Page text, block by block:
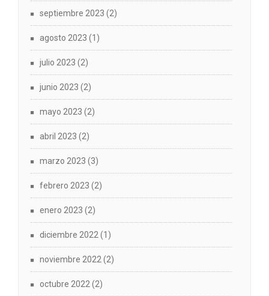
septiembre 2023 (2)
agosto 2023 (1)
julio 2023 (2)
junio 2023 (2)
mayo 2023 (2)
abril 2023 (2)
marzo 2023 (3)
febrero 2023 (2)
enero 2023 (2)
diciembre 2022(1)
noviembre 2022(2)
octubre 2022(2)